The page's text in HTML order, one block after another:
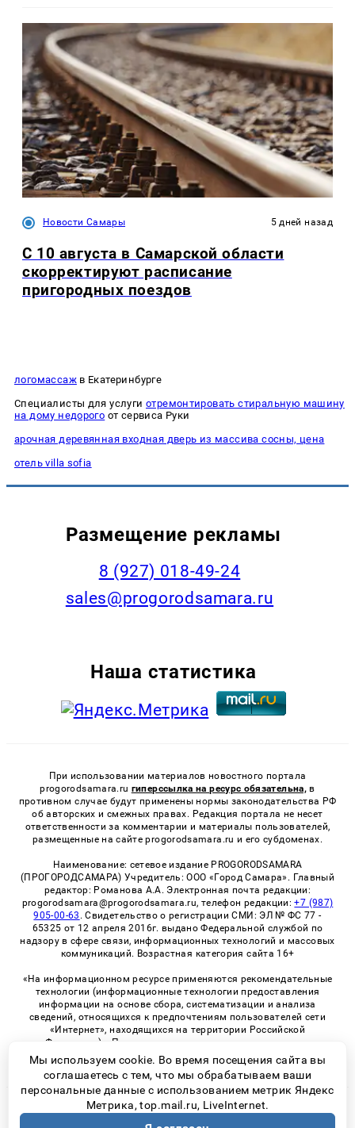
Новости Самары 5 дней назад
С 10 августа в Самарской области
скорректируют расписание
пригородных поездов
логомассажв Екатеринбурге
Специалисты для услуги отремонтировать стиральную машину
на дому недорого от сервиса Руки
арочная деревянная входная дверь из массива сосны, цена
отель villa sofia
Размещение рекламы
8 (927) 018-49-24
sales@progorodsamara.ru
Наша статистика
При использовании материалов новостного портала
progorodsamara.ru гиперссылка на ресурс обязательна, в
противном случае будут применены нормы законодательства РФ
об авторских и смежных правах. Редакция портала не несет
ответственности за комментарии и материалы пользователей,
размещенные на сайте progorodsamara.ru и его субдоменах.
Наименование: сетевое издание PROGORODSAMARA
(ПРОГОРОДСАМАРА) Учредитель: ООО «Город Самара». Главный
редактор: Романова А.А. Электронная почта редакции:
progorodsamara@progorodsamara.ru, телефон редакции:+7 (987)
905-00-63 . Свидетельство о регистрации СМИ: ЭЛ № ФС 77 -
65325 от 12 апреля 2016г. выдано Федеральной службой по
надзору в сфере связи, информационных технологий и массовых
коммуникаций. Возрастная категория сайта 16+
«На информационном ресурсе применяются рекомендательные
технологии (информационные технологии предоставления
информации на основе сбора, систематизации и анализа
сведений, относящихся к предпочтениям пользователей сети
«Интернет», находящихся на территории Российской
Федерации)». Правила применения рекомендательных
технологий в виджетах рекламно-обменной сети
«СМИ2» (PDF)
© 2026 «ProGorodSamara» | Все права защищены
Мы используем cookie. Во время посещения сайта вы
соглашаетесь с тем, что мы обрабатываем ваши
персональные данные с использованием метрик Яндекс
Метрика, top.mail.ru, LiveInternet.